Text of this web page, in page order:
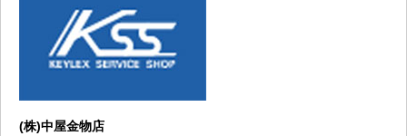
(株)中屋金物店